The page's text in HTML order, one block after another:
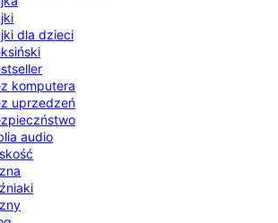
dla dzieci
komputera
uprzedzeń
audio